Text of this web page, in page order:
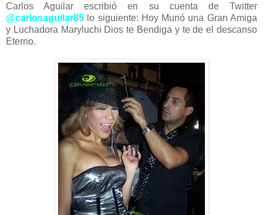
Carlos Aguilar escribió en su cuenta de Twitter
@carlosaguilar85 lo siguiente: Hoy Murió una Gran Amiga
y Luchadora Maryluchi Dios te Bendiga y te de el descanso
Eterno.